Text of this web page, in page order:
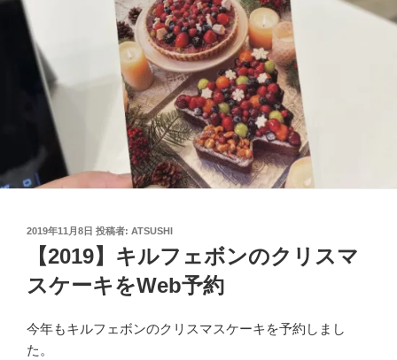
投
2019年11月8日 投稿者: ATSUSHI
【2019】キルフェボンのクリスマ
スケーキをWeb予約
今年もキルフェボンのクリスマスケーキを予約しまし
た。